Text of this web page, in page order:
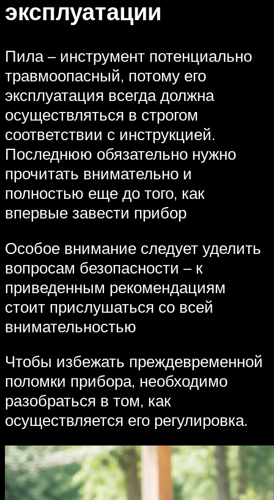
эксплуатации
Пила – инструмент потенциально
травмоопасный, потому его
эксплуатация всегда должна
осуществляться в строгом
соответствии с инструкцией.
Последнюю обязательно нужно
прочитать внимательно и
полностью еще до того, как
впервые завести прибор
Особое внимание следует уделить
вопросам безопасности – к
приведенным рекомендациям
стоит прислушаться со всей
внимательностью
Чтобы избежать преждевременной
поломки прибора, необходимо
разобраться в том, как
осуществляется его регулировка.